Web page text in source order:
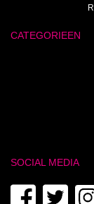
CATEGORIEEN
SOCIAL MEDIA